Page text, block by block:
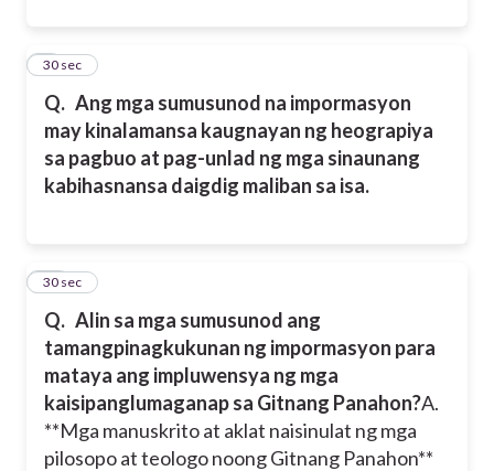
Q. Ang mga sumusunod na impormasyon
may kinalamansa kaugnayan ng heograpiya
sa pagbuo at pag-unlad ng mga sinaunang
kabihasnansa daigdig maliban sa isa.
9
30 sec
Q. Alin sa mga sumusunod ang
tamangpinagkukunan ng impormasyon para
mataya ang impluwensya ng mga
kaisipanglumaganap sa Gitnang Panahon?A.
**Mga manuskrito at aklat naisinulat ng mga
pilosopo at teologo noong Gitnang Panahon**
10
30 sec